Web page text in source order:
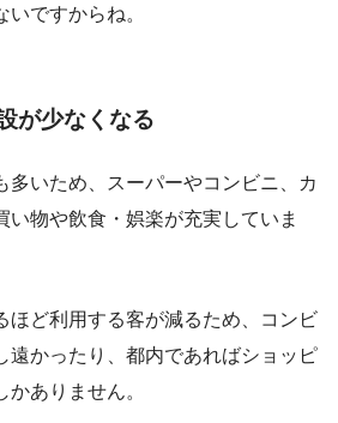
ですからね。
が少なくなる
多いため、スーパーやコンビニ、カ
い物や飲食・娯楽が充実していま
ほど利用する客が減るため、コンビ
遠かったり、都内であればショッピ
ありません。